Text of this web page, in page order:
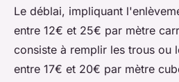
Le déblai, impliquant
entre 12€ et 25€ par mètre
consiste à remplir les trous ou
entre 17€ et 20€ par mètre